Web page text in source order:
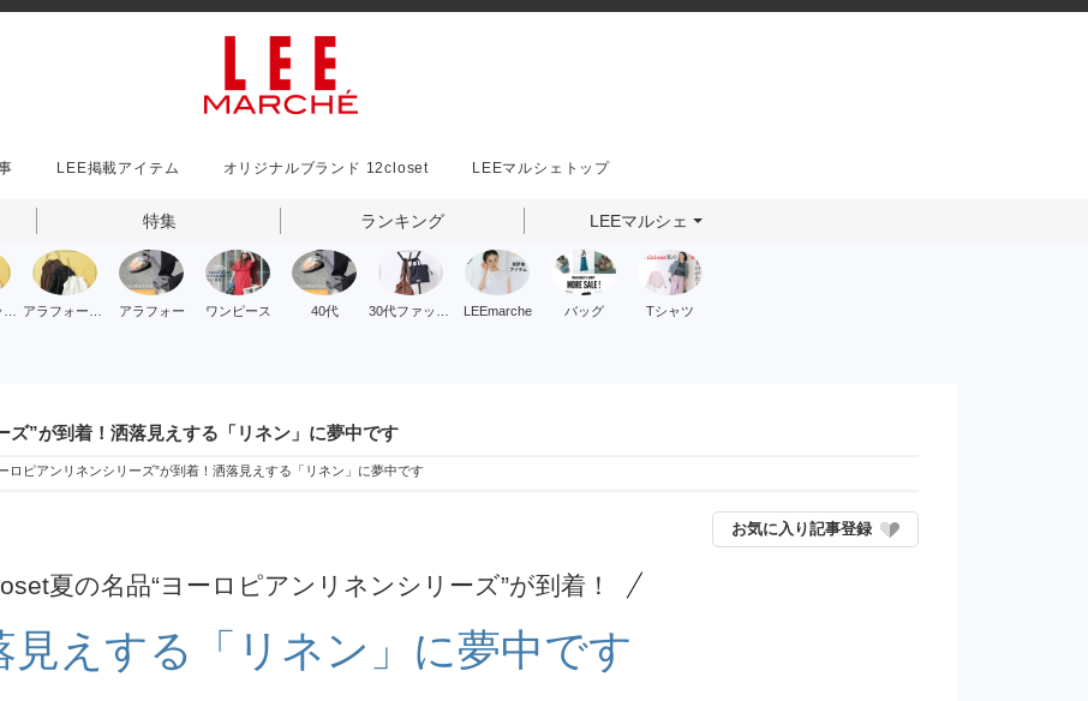
LEE掲載アイテム オリジナルブランド 12closet LEEマルシェトップ
特集 ランキング LEEマルシェ
アラフォー ワンピース 40代 LEEmarche バッグ Tシャツ
”が到着！洒落見えする「リネン」に夢中です
ロピアンリネンシリーズ”が到着！洒落見えする「リネン」に夢中です
お気に入り記事登録
夏の名品“ヨーロピアンリネンシリーズ”が到着！
見えする「リネン」に夢中です